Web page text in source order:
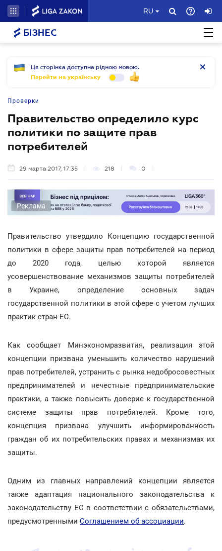
RU
БІЗНЕС
Ця сторінка доступна рідною мовою.
Перейти на українську
Проверки
Правительство определило курс
политики по защите прав
потребителей
29 марта 2017, 17:35 218 0
Реклама
Правительство утвердило Концепцию государственной
политики в сфере защиты прав потребителей на период
до 2020 года, целью которой является
усовершенствование механизмов защиты потребителей
в Украине, определение основных задач
государственной политики в этой сфере с учетом лучших
практик стран ЕС.
Как сообщает Минэкономразвития, реализация этой
концепции призвана уменьшить количество нарушений
прав потребителей, устранить с рынка недобросовестных
предпринимателей и нечестные предпринимательские
практики, а также повысить доверие к государственной
системе защиты прав потребителей. Кроме того,
концепция призвана улучшить информированность
граждан об их потребительских правах и механизмах их
защиты.
Одним из главных направлений концепции является
также адаптация национального законодательства к
законодательству ЕС в соответствии с обязательствами,
предусмотренными Соглашением об ассоциации.